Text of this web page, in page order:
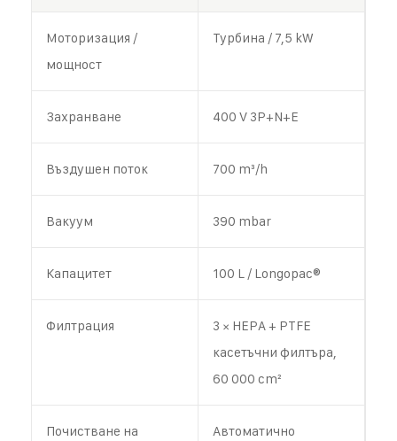
Моторизация /
мощност
Турбина / 7,5 kW
Захранване 400 V 3P+N+E
Въздушен поток 700 m³/h
Вакуум 390 mbar
Капацитет 100 L / Longopac®
Филтрация
3 × HEPA + PTFE
касетъчни филтъра,
60 000 cm²
Почистване на
Автоматично